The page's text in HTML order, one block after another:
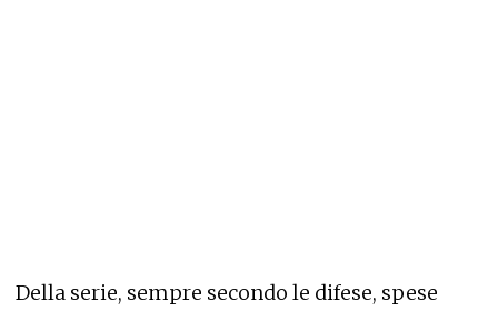
Della serie, sempre secondo le difese, spese